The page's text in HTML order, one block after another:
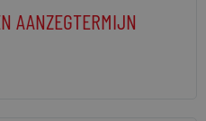
AANZEGTERMIJN